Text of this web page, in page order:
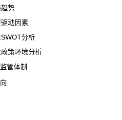
势
动因素
分析
策环境分析
体制